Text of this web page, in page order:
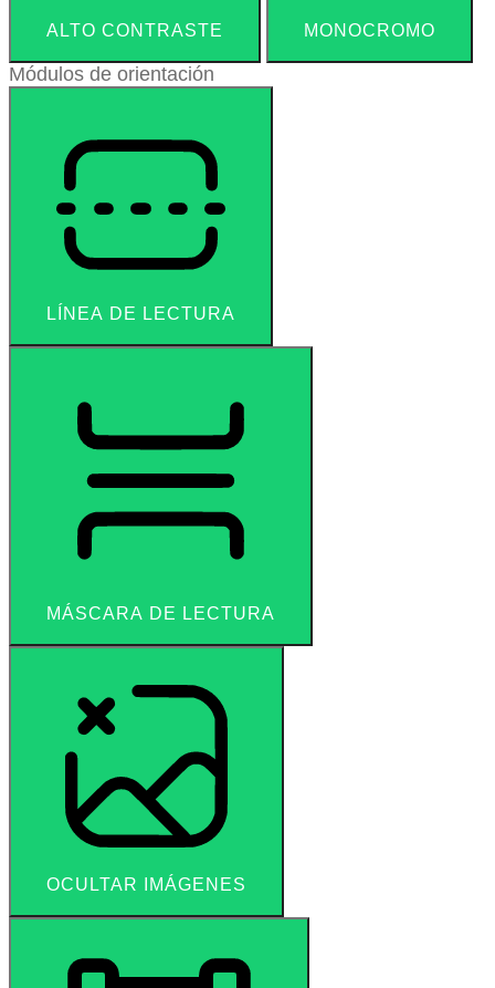
ALTO CONTRASTE MONOCROMO
Módulos de orientación
LÍNEA DE LECTURA
MÁSCARA DE LECTURA
OCULTAR IMÁGENES